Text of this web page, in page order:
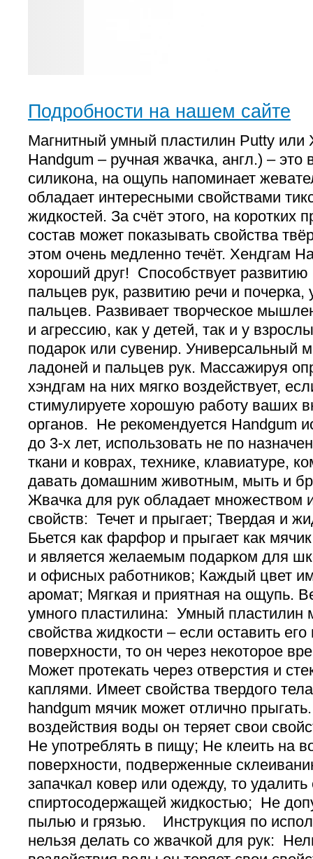
Подробности на нашем сайте
Магнитный умный пластилин Putty или
Handgum – ручная жвачка, англ.) – это
силикона, на ощупь напоминает
обладает интересными свойствами
жидкостей. За счёт этого, на коротких
состав может показывать свойства
этом очень медленно течёт. Хендгам
хороший друг! Способствует развитию
пальцев рук, развитию речи и
пальцев. Развивает творческое
и агрессию, как у детей, так и у
подарок или сувенир. Универсальный
ладоней и пальцев рук. Массажируя
хэндгам на них мягко воздействует,
стимулируете хорошую работу ваших
органов. Не рекомендуется Handgum
до 3-х лет, использовать не по
ткани и коврах, технике, клавиатуре,
давать домашним животным, мыть и
Жвачка для рук обладает множеством
свойств: Течет и прыгает; Твердая и
Бьется как фарфор и прыгает как
и является желаемым подарком для
и офисных работников; Каждый цвет
аромат; Мягкая и приятная на ощупь.
умного пластилина: Умный пластилин
свойства жидкости – если оставить
поверхности, то он через некоторое
Может протекать через отверстия и
каплями. Имеет свойства твердого
handgum мячик может отлично
воздействия воды он теряет свои
Не употреблять в пищу; Не клеить на
поверхности, подверженные
запачкал ковер или одежду, то
спиртосодержащей жидкостью; Не
пылью и грязью. Инструкция по
нельзя делать со жвачкой для рук: